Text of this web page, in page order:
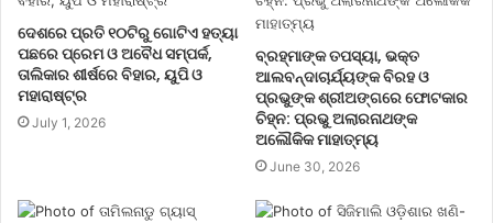
ଦେଶରେ ପ୍ରତି ୧୦ଟିରୁ ଗୋଟିଏ ହତ୍ୟା
ପଛରେ ପ୍ରେମ ଓ ଅବୈଧ ସମ୍ପର୍କ,
ତାଲିକାର ଶୀର୍ଷରେ ବିହାର, ୟୁପି ଓ
ମହାରାଷ୍ଟ୍ର
July 1, 2026
ବ୍ରହ୍ମାଙ୍କ ତପସ୍ୟା, ଭକ୍ତ
ଆଲବନ୍ଦାଚାର୍ଯ୍ୟଙ୍କ ବିରହ ଓ
ପ୍ରଭୁଙ୍କ ଶ୍ରୀଅଙ୍ଗରେ ଫୋଟକାର
ଚିହ୍ନ: ପ୍ରଭୁ ଅଲାରନାଥଙ୍କ
ଅଲୌକିକ ମାହାତ୍ମ୍ୟ
June 30, 2026